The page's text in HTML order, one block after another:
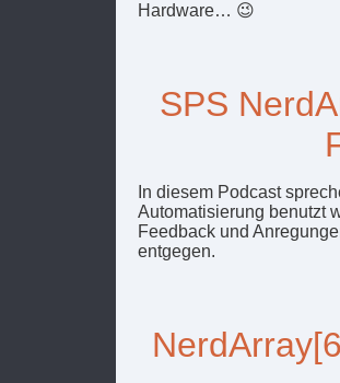
Hardware… 😉
SPS
In diesem Podcast
Automatisierung benutzt
Feedback und
entgegen.